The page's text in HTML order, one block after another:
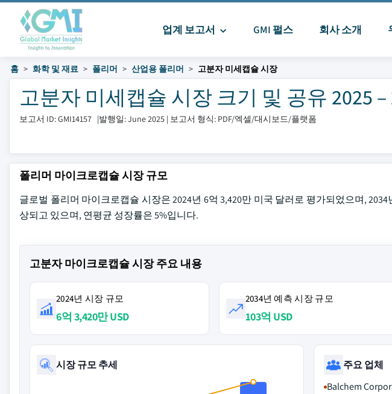
업계 보고서 GMI 펄스 회사 소개
홈 화학 및 재료 폴리머 산업용 폴리머 고분자 미세캡슐 시장
고분자 미세캡슐 시장 크기 및 공유 2025 –
보고서 ID: GMI14157 |발행일: June 2025 | 보고서 형식: PDF/엑셀/대시보드/플랫폼
폴리머 마이크로캡슐 시장 규모
글로벌 폴리머 마이크로캡슐 시장은 2024년 6억 3,420만 미국 달러로 평가되었으며,
상되고 있으며, 연평균 성장률은 5%입니다.
고분자 마이크로캡슐 시장 주요 내용
2024년 시장 규모
6억 3,420만 USD
2034년 예측 시장 규모
103억 USD
시장 규모 추세
주요 업체
Balchem